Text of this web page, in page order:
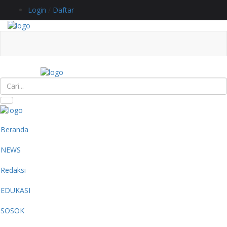
Login Daftar
Beranda
NEWS
Redaksi
EDUKASI
SOSOK